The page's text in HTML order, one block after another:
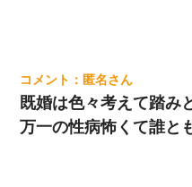
匿名
既婚は色々考えて踏み
万一の性病怖くて誰と